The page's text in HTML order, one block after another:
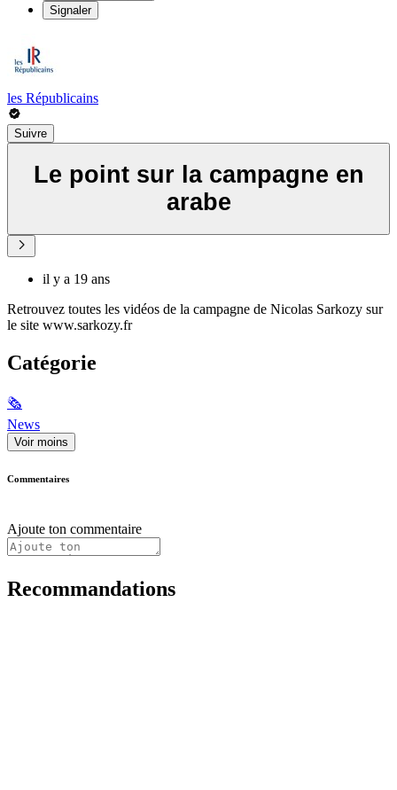
Signaler
les Républicains
Suivre
Le point sur la campagne en
arabe
il y a 19 ans
Retrouvez toutes les vidéos de la campagne de Nicolas Sarkozy sur
le site www.sarkozy.fr
Catégorie
🗞
News
Voir moins
Commentaires
Ajoute ton commentaire
Recommandations